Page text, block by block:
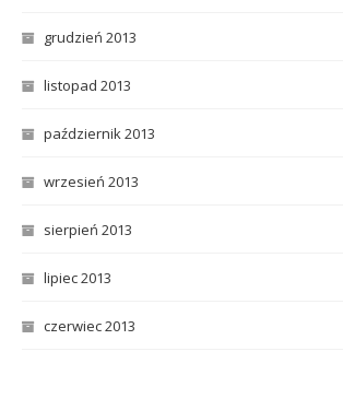
grudzień 2013
listopad 2013
październik 2013
wrzesień 2013
sierpień 2013
lipiec 2013
czerwiec 2013